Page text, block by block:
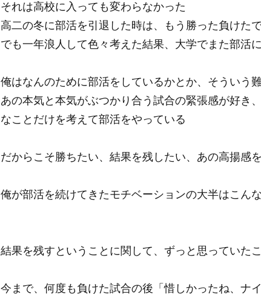
それは高校に入っても変わらなかった
高二の冬に部活を引退した時は、もう勝った負けた
でも一年浪人して色々考えた結果、大学でまた部活
俺はなんのために部活をしているかとか、そういう
あの本気と本気がぶつかり合う試合の緊張感が好き
なことだけを考えて部活をやっている
だからこそ勝ちたい、結果を残したい、あの高揚感
俺が部活を続けてきたモチベーションの大半はこん
結果を残すということに関して、ずっと思っていた
今まで、何度も負けた試合の後「惜しかったね、ナ